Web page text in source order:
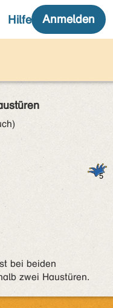
bei beiden
zwei Haustüren.